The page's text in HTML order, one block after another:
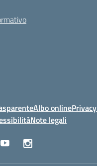
Albo online
Note legali